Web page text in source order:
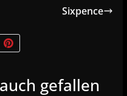
Sixpence
gefallen